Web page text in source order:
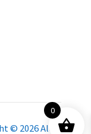
© 2026 All
0